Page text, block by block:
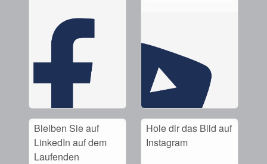
Bleiben Sie auf
LinkedIn auf dem
Laufenden
Hole dir das Bild auf
Instagram